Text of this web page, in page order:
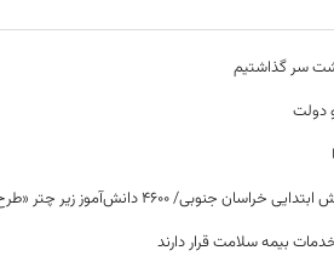
سر گذاشتیم
دولت
۴۶۰۰ دانش‌آموز زیر چتر «طرح حامی»